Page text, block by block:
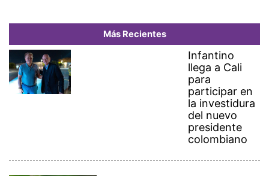
Más Recientes
Infantino
llega a Cali
para
participar en
la investidura
del nuevo
presidente
colombiano